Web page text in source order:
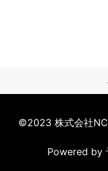
©2023 株式会社
Powered by